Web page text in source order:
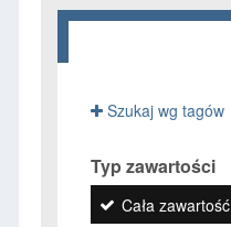
Szukaj wg tagów
Typ zawartości
Cała zawartość